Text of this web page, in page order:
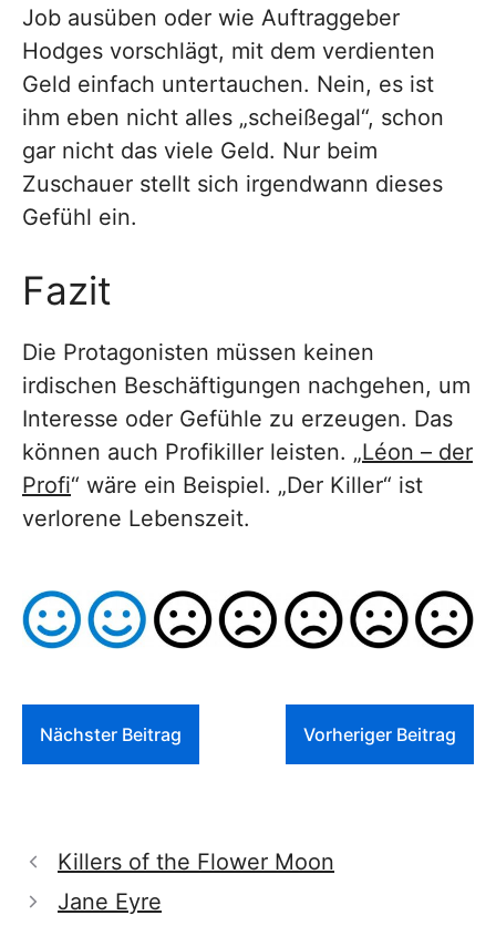
Job ausüben oder wie Auftraggeber
Hodges vorschlägt, mit dem verdienten
Geld einfach untertauchen. Nein, es ist
ihm eben nicht alles „scheißegal“, schon
gar nicht das viele Geld. Nur beim
Zuschauer stellt sich irgendwann dieses
Gefühl ein.
Fazit
Die Protagonisten müssen keinen
irdischen Beschäftigungen nachgehen, um
Interesse oder Gefühle zu erzeugen. Das
können auch Profikiller leisten. „Léon – der
Profi“ wäre ein Beispiel. „Der Killer“ ist
verlorene Lebenszeit.
Nächster Beitrag Vorheriger Beitrag
Killers of the Flower Moon
Jane Eyre